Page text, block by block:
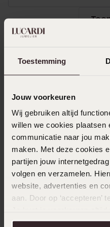
Toestemming
Jouw voorkeuren
Wij gebruiken altijd
willen we cookies plaatsen
communicatie naar jou
maken. Met deze cookies
partijen jouw
volgen en verzamelen.
website, advertenties en
aan. Door op ‘accepteren’
over in onscookiebeleid.
Ook leuk voor